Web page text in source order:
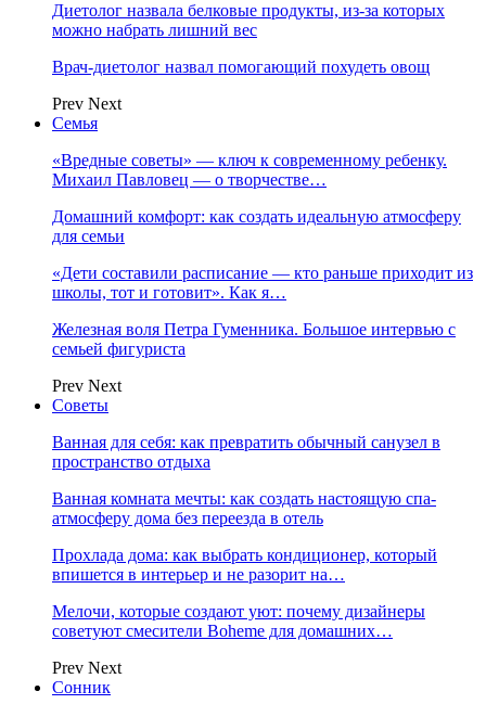
Диетолог назвала белковые продукты, из-за которых
можно набрать лишний вес
Врач-диетолог назвал помогающий похудеть овощ
Prev Next
Семья
«Вредные советы» — ключ к современному ребенку.
Михаил Павловец — о творчестве…
Домашний комфорт: как создать идеальную атмосферу
для семьи
«Дети составили расписание — кто раньше приходит из
школы, тот и готовит». Как я…
Железная воля Петра Гуменника. Большое интервью с
семьей фигуриста
Prev Next
Советы
Ванная для себя: как превратить обычный санузел в
пространство отдыха
Ванная комната мечты: как создать настоящую спа-
атмосферу дома без переезда в отель
Прохлада дома: как выбрать кондиционер, который
впишется в интерьер и не разорит на…
Мелочи, которые создают уют: почему дизайнеры
советуют смесители Boheme для домашних…
Prev Next
Сонник